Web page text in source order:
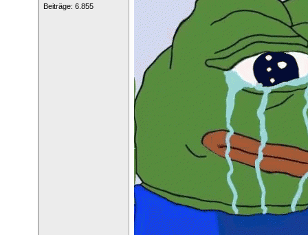
Beiträge: 6.855